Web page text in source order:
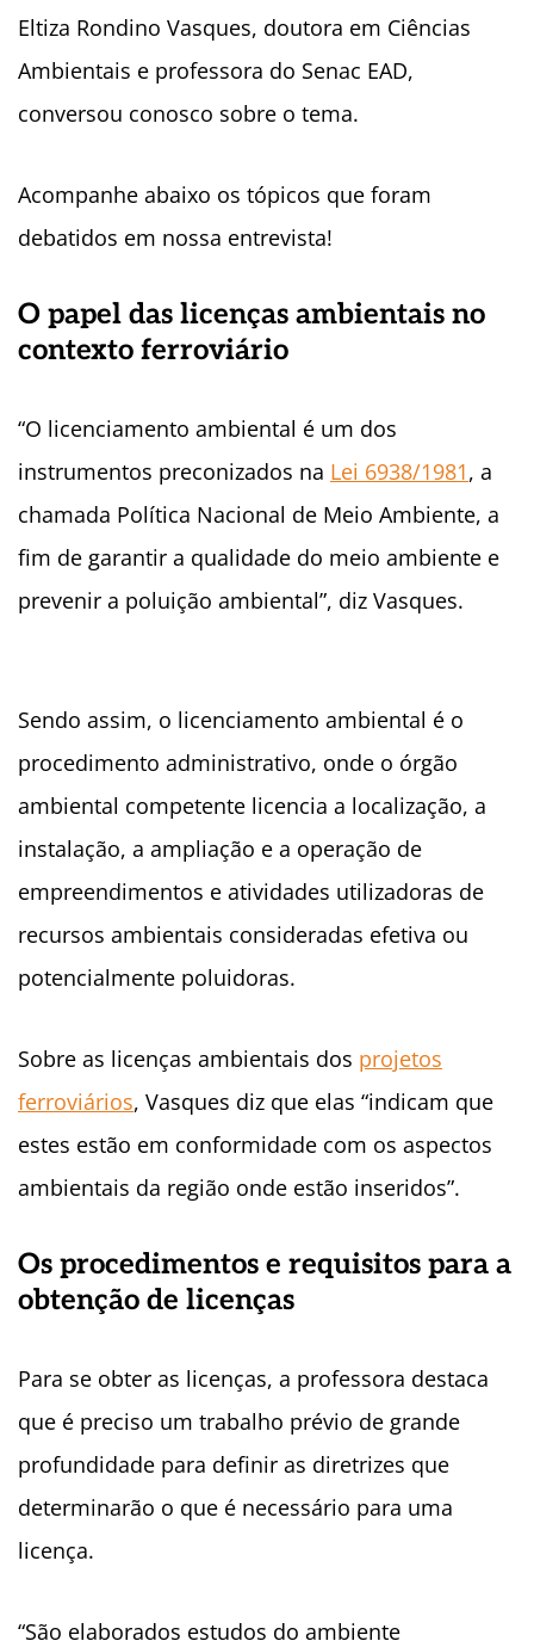
Eltiza Rondino Vasques, doutora em Ciências
Ambientais e professora do Senac EAD,
conversou conosco sobre o tema.
Acompanhe abaixo os tópicos que foram
debatidos em nossa entrevista!
O papel das licenças ambientais no
contexto ferroviário
“O licenciamento ambiental é um dos
instrumentos preconizados na Lei 6938/1981, a
chamada Política Nacional de Meio Ambiente, a
fim de garantir a qualidade do meio ambiente e
prevenir a poluição ambiental”, diz Vasques.
Sendo assim, o licenciamento ambiental é o
procedimento administrativo, onde o órgão
ambiental competente licencia a localização, a
instalação, a ampliação e a operação de
empreendimentos e atividades utilizadoras de
recursos ambientais consideradas efetiva ou
potencialmente poluidoras.
Sobre as licenças ambientais dos projetos
ferroviários, Vasques diz que elas “indicam que
estes estão em conformidade com os aspectos
ambientais da região onde estão inseridos”.
Os procedimentos e requisitos para a
obtenção de licenças
Para se obter as licenças, a professora destaca
que é preciso um trabalho prévio de grande
profundidade para definir as diretrizes que
determinarão o que é necessário para uma
licença.
“São elaborados estudos do ambiente